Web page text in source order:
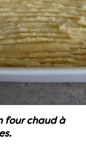
four chaud à